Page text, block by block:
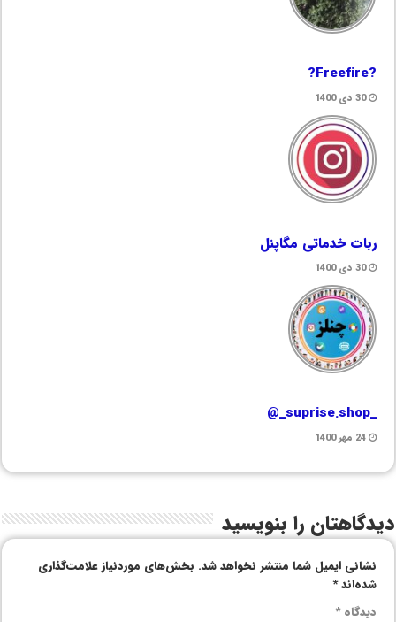
?Freefire?
30 دی 1400
ربات خدماتی مگاپنل
30 دی 1400
_suprise.shop_@
24 مهر 1400
دیدگاهتان را بنویسید
نشانی ایمیل شما منتشر نخواهد شد. بخش‌های موردنیاز علامت‌گذاری
شده‌اند*
دیدگاه*